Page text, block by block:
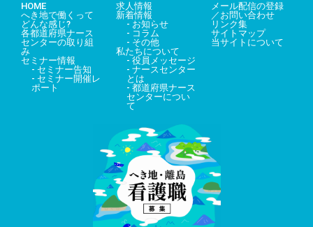
HOME
へき地で働くって
どんな感じ?
各都道府県ナース
センターの取り組
み
セミナー情報
- セミナー告知
- セミナー開催レ
ポート
求人情報
新着情報
- お知らせ
- コラム
- その他
私たちについて
- 役員メッセージ
- ナースセンター
とは
- 都道府県ナース
センターについ
て
メール配信の登録
／お問い合わせ
リンク集
サイトマップ
当サイトについて